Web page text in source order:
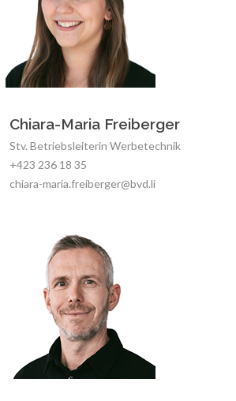
Chiara-Maria Freiberger
Stv. Betriebsleiterin Werbetechnik
+423 236 18 35
chiara-maria.freiberger@bvd.li